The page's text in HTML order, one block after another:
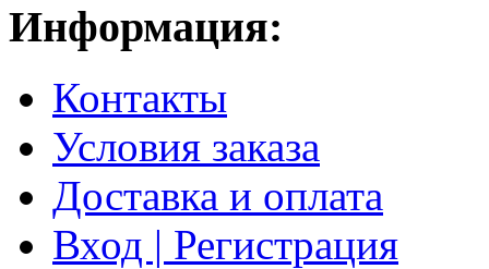
Информация:
Контакты
Условия заказа
Доставка и оплата
Вход | Регистрация